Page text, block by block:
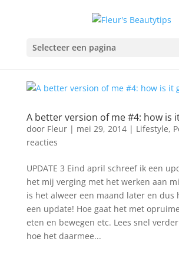
Selecteer een pagina
A better version of me #4: how is
door Fleur| mei 29, 2014| Lifestyle,
reacties
UPDATE 3 Eind april schreef ik een
het mij verging met het werken aan
is het alweer een maand later en dus
een update! Hoe gaat het met
eten en bewegen etc. Lees snel
hoe het daarmee...